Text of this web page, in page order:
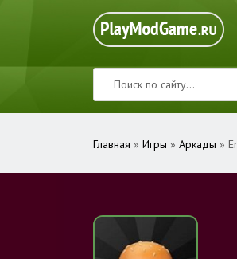
Главная » Игры » Аркады »